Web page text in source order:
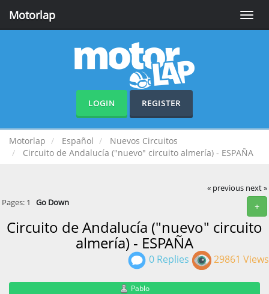
Toggle
Motorlap
LOGIN REGISTER
Motorlap Español
Nuevos Circuitos
Circuito de Andalucía ("nuevo" circuito almería) - ESPAÑA
« previous next »
+
Pages: 1 Go Down
Circuito de Andalucía ("nuevo" circuito
almería) - ESPAÑA
0 Replies 29861 Views
Pablo